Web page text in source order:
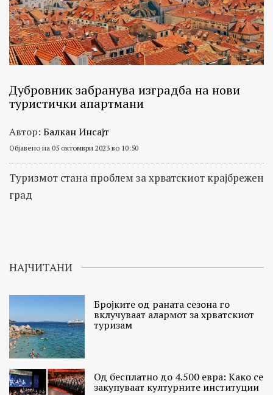
Дубровник забранува изградба на нови
туристички апартмани
Автор: Балкан Инсајт
Објавено на 05 октомври 2023 во 10:50
Туризмот стана проблем за хрватскиот крајбрежен
град
НАЈЧИТАНИ
Бројките од раната сезона го
вклучуваат алармот за хрватскиот
туризам
Од бесплатно до 4.500 евра: Како се
закупуваат културните институции